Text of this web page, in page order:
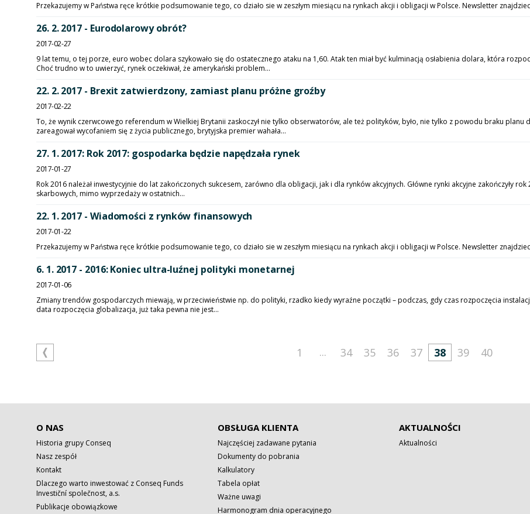
Przekazujemy w Państwa ręce krótkie podsumowanie tego, co działo sie w zeszłym miesiącu na rynkach akcji i obligacji w Polsce. Newsletter
26. 2. 2017 - Eurodolarowy obrót?
2017-02-27
9 lat temu, o tej porze, euro wobec dolara szykowało się do ostatecznego ataku na 1,60. Atak ten miał być kulminacją osłabienia dolara, która
Choć trudno w to uwierzyć, rynek oczekiwał, że amerykański problem...
22. 2. 2017 - Brexit zatwierdzony, zamiast planu próżne groźby
2017-02-22
To, że wynik czerwcowego referendum w Wielkiej Brytanii zaskoczył nie tylko obserwatorów, ale też polityków, było, nie tylko z powodu braku planu
zareagował wycofaniem się z życia publicznego, brytyjska premier wahała...
27. 1. 2017: Rok 2017: gospodarka będzie napędzała rynek
2017-01-27
Rok 2016 należał inwestycyjnie do lat zakończonych sukcesem, zarówno dla obligacji, jak i dla rynków akcyjnych. Główne rynki akcyjne zakończyły
skarbowych, mimo wyprzedaży w ostatnich...
22. 1. 2017 - Wiadomości z rynków finansowych
2017-01-22
Przekazujemy w Państwa ręce krótkie podsumowanie tego, co działo sie w zeszłym miesiącu na rynkach akcji i obligacji w Polsce. Newsletter
6. 1. 2017 - 2016: Koniec ultra-luźnej polityki monetarnej
2017-01-06
Zmiany trendów gospodarczych miewają, w przeciwieństwie np. do polityki, rzadko kiedy wyraźne początki – podczas, gdy czas rozpoczęcia
data rozpoczęcia globalizacja, już taka pewna nie jest...
1 ... 34 35 36 37 38 39 40
O NAS
Historia grupy Conseq
Nasz zespół
Kontakt
Dlaczego warto inwestować z Conseq Funds
Investiční společnost, a.s.
Publikacje obowiązkowe
OBSŁUGA KLIENTA
Najczęściej zadawane pytania
Dokumenty do pobrania
Kalkulatory
Tabela opłat
Ważne uwagi
Harmonogram dnia operacyjnego
AKTUALNOŚCI
Aktualności